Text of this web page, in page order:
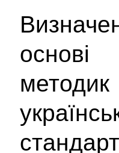
основі